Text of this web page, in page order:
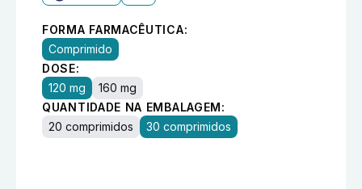
FORMA FARMACÊUTICA:
Comprimido
DOSE:
120 mg
160 mg
QUANTIDADE NA EMBALAGEM:
20 comprimidos
30 comprimidos